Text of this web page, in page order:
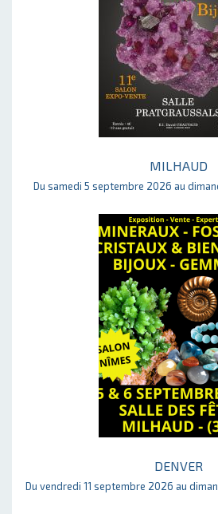
MILHAUD
Du samedi 5 septembre 2026 au
DENVER
Du vendredi 11 septembre 2026 au